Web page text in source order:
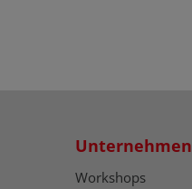
Unternehmen
Workshops